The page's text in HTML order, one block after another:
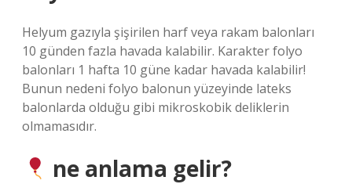
Helyum gazıyla şişirilen harf veya rakam balonları
10 günden fazla havada kalabilir. Karakter folyo
balonları 1 hafta 10 güne kadar havada kalabilir!
Bunun nedeni folyo balonun yüzeyinde lateks
balonlarda olduğu gibi mikroskobik deliklerin
olmamasıdır.
ne anlama gelir?